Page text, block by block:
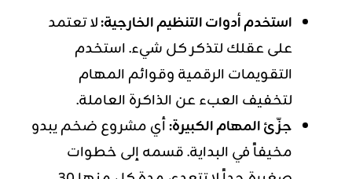
استخدم أدوات التنظيم الخارجية:لا تعتمد
على عقلك لتذكر كل شيء. استخدم
التقويمات الرقمية وقوائم المهام
لتخفيف العبء عن الذاكرة العاملة.
جزّئ المهام الكبيرة:أي مشروع ضخم يبدو
مخيفاً في البداية. قسمه إلى خطوات